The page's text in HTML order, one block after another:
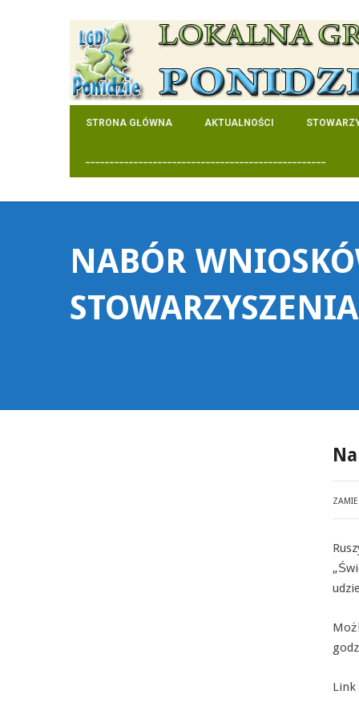
STRONA GŁÓWNA AKTUALNOŚCI
__________________________________________________
NABÓR
Link